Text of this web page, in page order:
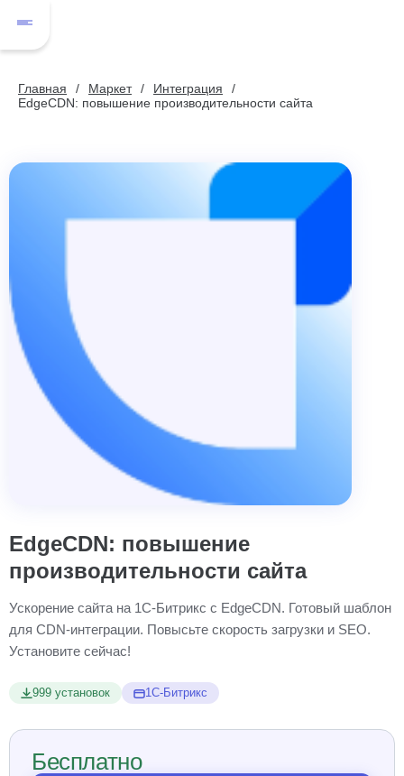
Главная Маркет
Интеграция
EdgeCDN: повышение производительности сайта
EdgeCDN: повышение
производительности сайта
Ускорение сайта на 1С-Битрикс с EdgeCDN. Готовый шаблон
для CDN-интеграции. Повысьте скорость загрузки и SEO.
Установите сейчас!
999 установок 1С-Битрикс
Бесплатно